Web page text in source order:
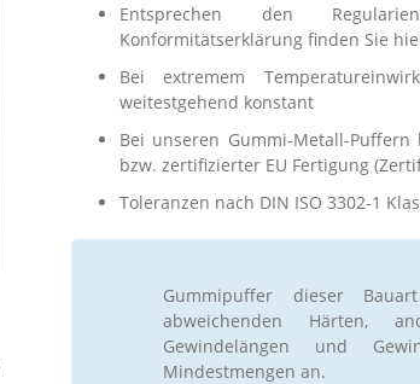
Entsprechen den
Konformitätserklärung finden Sie
Bei extremem
weitestgehend konstant
Bei unseren Gummi-Metall-
bzw. zertifizierter EU Fertigung
Toleranzen nach DIN ISO 3302-1
Gummipuffer dieser
abweichenden Härten,
Gewindelängen und
Mindestmengen an.